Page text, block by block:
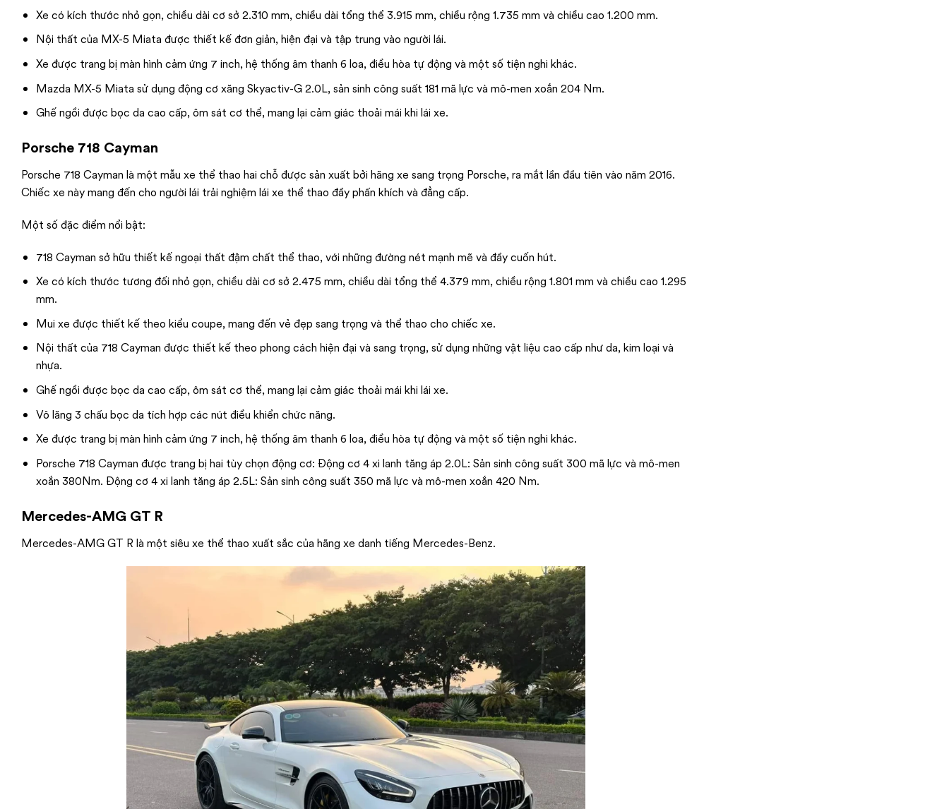
Xe có kích thước nhỏ gọn, chiều dài cơ sở 2.310 mm, chiều dài tổng thể 3.915 mm, chiều rộng 1.735 mm và chiều cao 1.200 mm.
Nội thất của MX-5 Miata được thiết kế đơn giản, hiện đại và tập trung vào người lái.
Xe được trang bị màn hình cảm ứng 7 inch, hệ thống âm thanh 6 loa, điều hòa tự động và một số tiện nghi khác.
Mazda MX-5 Miata sử dụng động cơ xăng Skyactiv-G 2.0L, sản sinh công suất 181 mã lực và mô-men xoắn 204 Nm.
Ghế ngồi được bọc da cao cấp, ôm sát cơ thể, mang lại cảm giác thoải mái khi lái xe.
Porsche 718 Cayman
Porsche 718 Cayman là một mẫu xe thể thao hai chỗ được sản xuất bởi hãng xe sang trọng Porsche, ra mắt lần đầu tiên vào năm 2016.
Chiếc xe này mang đến cho người lái trải nghiệm lái xe thể thao đầy phấn khích và đẳng cấp.
Một số đặc điểm nổi bật:
718 Cayman sở hữu thiết kế ngoại thất đậm chất thể thao, với những đường nét mạnh mẽ và đầy cuốn hút.
Xe có kích thước tương đối nhỏ gọn, chiều dài cơ sở 2.475 mm, chiều dài tổng thể 4.379 mm, chiều rộng 1.801 mm và chiều cao 1.295
mm.
Mui xe được thiết kế theo kiểu coupe, mang đến vẻ đẹp sang trọng và thể thao cho chiếc xe.
Nội thất của 718 Cayman được thiết kế theo phong cách hiện đại và sang trọng, sử dụng những vật liệu cao cấp như da, kim loại và
nhựa.
Ghế ngồi được bọc da cao cấp, ôm sát cơ thể, mang lại cảm giác thoải mái khi lái xe.
Vô lăng 3 chấu bọc da tích hợp các nút điều khiển chức năng.
Xe được trang bị màn hình cảm ứng 7 inch, hệ thống âm thanh 6 loa, điều hòa tự động và một số tiện nghi khác.
Porsche 718 Cayman được trang bị hai tùy chọn động cơ: Động cơ 4 xi lanh tăng áp 2.0L: Sản sinh công suất 300 mã lực và mô-men
xoắn 380Nm. Động cơ 4 xi lanh tăng áp 2.5L: Sản sinh công suất 350 mã lực và mô-men xoắn 420 Nm.
Mercedes-AMG GT R
Mercedes-AMG GT R là một siêu xe thể thao xuất sắc của hãng xe danh tiếng Mercedes-Benz.